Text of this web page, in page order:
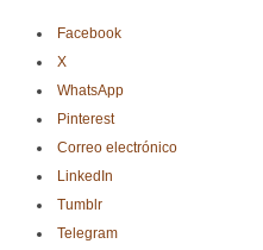
Facebook
X
WhatsApp
Pinterest
Correo electrónico
LinkedIn
Tumblr
Telegram